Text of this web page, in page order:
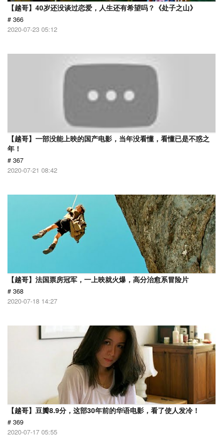
【越哥】40岁还没谈过恋爱，人生还有希望吗？《处子之山》
# 366
2020-07-23 05:12
【越哥】一部没能上映的国产电影，当年没看懂，看懂已是不惑之
年！
# 367
2020-07-21 08:42
【越哥】法国票房冠军，一上映就火爆，高分治愈系冒险片
# 368
2020-07-18 14:27
【越哥】豆瓣8.9分，这部30年前的华语电影，看了使人发冷！
# 369
2020-07-17 05:55